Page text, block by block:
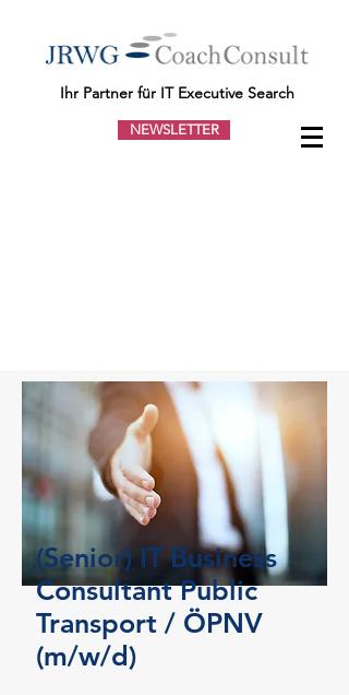
Ihr Partner für IT Executive Search
NEWSLETTER
(Senior) IT Business
Consultant Public
Transport / ÖPNV
(m/w/d)